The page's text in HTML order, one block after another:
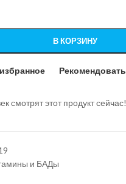
В КОРЗИНУ
Рекомендовать
смотрят этот продукт сейчас!
и БАДы